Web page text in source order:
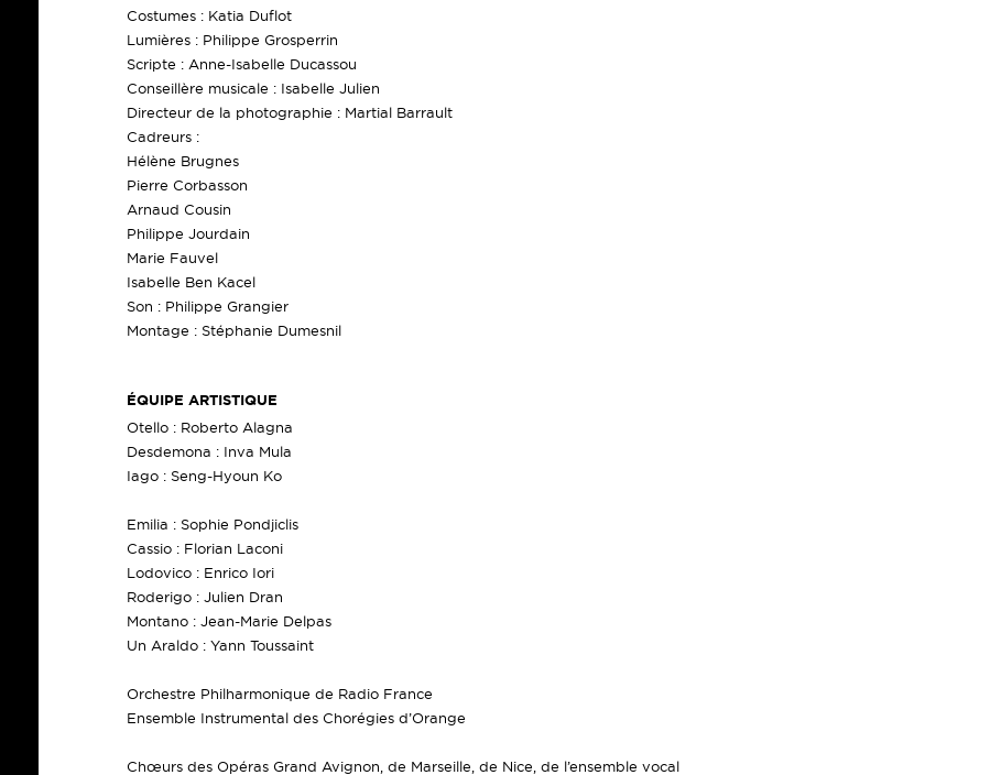
Costumes : Katia Duflot
Lumières : Philippe Grosperrin
Scripte : Anne-Isabelle Ducassou
Conseillère musicale : Isabelle Julien
Directeur de la photographie : Martial Barrault
Cadreurs :
Hélène Brugnes
Pierre Corbasson
Arnaud Cousin
Philippe Jourdain
Marie Fauvel
Isabelle Ben Kacel
Son : Philippe Grangier
Montage : Stéphanie Dumesnil
ÉQUIPE ARTISTIQUE
Otello : Roberto Alagna
Desdemona : Inva Mula
Iago : Seng-Hyoun Ko
Emilia : Sophie Pondjiclis
Cassio : Florian Laconi
Lodovico : Enrico Iori
Roderigo : Julien Dran
Montano : Jean-Marie Delpas
Un Araldo : Yann Toussaint
Orchestre Philharmonique de Radio France
Ensemble Instrumental des Chorégies d’Orange
Chœurs des Opéras Grand Avignon, de Marseille, de Nice, de l’ensemble vocal